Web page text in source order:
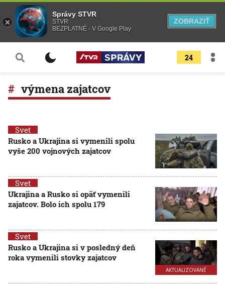
24
výmena zajatcov
Svet
Rusko a Ukrajina si vymenili spolu
vyše 200 vojnových zajatcov
Svet
Ukrajina a Rusko si opäť vymenili
zajatcov. Bolo ich spolu 179
AKTUALIZOVANÉ
Svet
Rusko a Ukrajina si v posledný deň
roka vymenili stovky zajatcov
Správy STVR
STVR
BEZPLATNÉ - V Google Play
ZOBRAZIŤ